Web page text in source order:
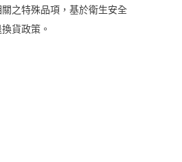
之特殊品項，基於衛生安全
貨政策。